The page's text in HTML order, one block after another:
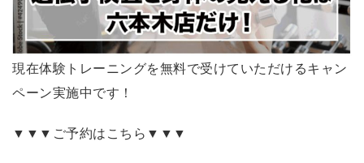
現在体験トレーニングを無料で受けていただけるキャン
ペーン実施中です！
▼▼▼ご予約はこちら▼▼▼